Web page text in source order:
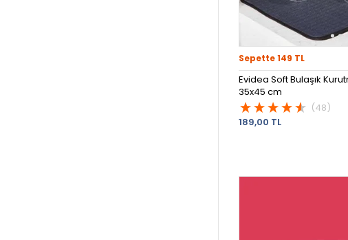
Sepette 149 TL
Evidea Soft Bulaşık
35x45 cm
(48)
189,00 TL